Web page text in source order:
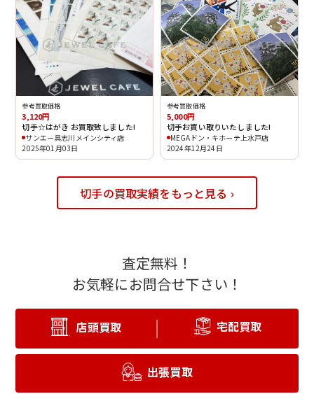
参考買取価格
3,120円
切手☆はがき お買取致しました!
サンエー具志川メインシティ店
2025年01月03日
参考買取価格
5,000円
切手お買い取りいたしました!
MEGAドン・キホーテ上水戸店
2024年12月24日
切手の買取実績をもっと見る ›
査定無料！
お気軽にお問合せ下さい！
店頭買取 宅配買取
出張買取